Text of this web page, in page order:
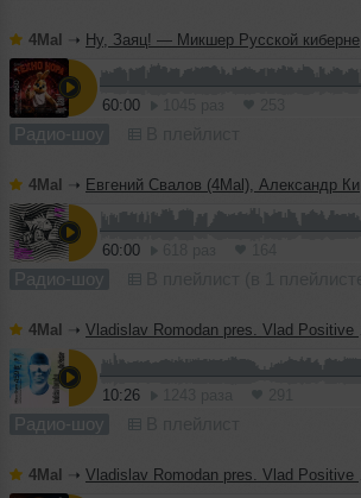
4Mal ➝ Ну, Заяц! — Микшер Русской кибернетики 460 с Евгением Сваловым (4Mal) и Александром Киреевым (22.07.2026)
60:00
Радио-шоу
4Mal ➝ Евгений Свалов (4Mal), Александр Киреев — Русская кибернетика 725 (22.07.2026)
60:00
Радио-шоу
4Mal ➝ Vladislav Romodan pres. Vlad Positive — Микшер Русской кибернетики 459, Part 2, с Евгением Сваловым (4Mal) и Александром Киреевым (15.07.2026)
10:26
Радио-шоу
4Mal ➝ Vladislav Romodan pres. Vlad Positive — Микшер Русской кибернетики 459, Part 1, с Евгением Сваловым (4Mal) и Александром Киреевым (15.07.2026)